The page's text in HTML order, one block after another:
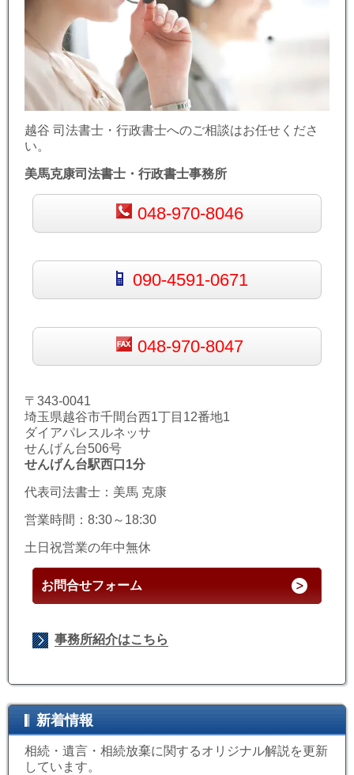
越谷 司法書士・行政書士へのご相談はお任せくださ
い。
美馬克康司法書士・行政書士事務所
048-970-8046
090-4591-0671
048-970-8047
〒343-0041
埼玉県越谷市千間台西1丁目12番地1
ダイアパレスルネッサ
せんげん台506号
せんげん台駅西口1分
代表司法書士：美馬 克康
営業時間：8:30～18:30
土日祝営業の年中無休
お問合せフォーム
事務所紹介はこちら
新着情報
相続・遺言・相続放棄に関するオリジナル解説を更新
しています。